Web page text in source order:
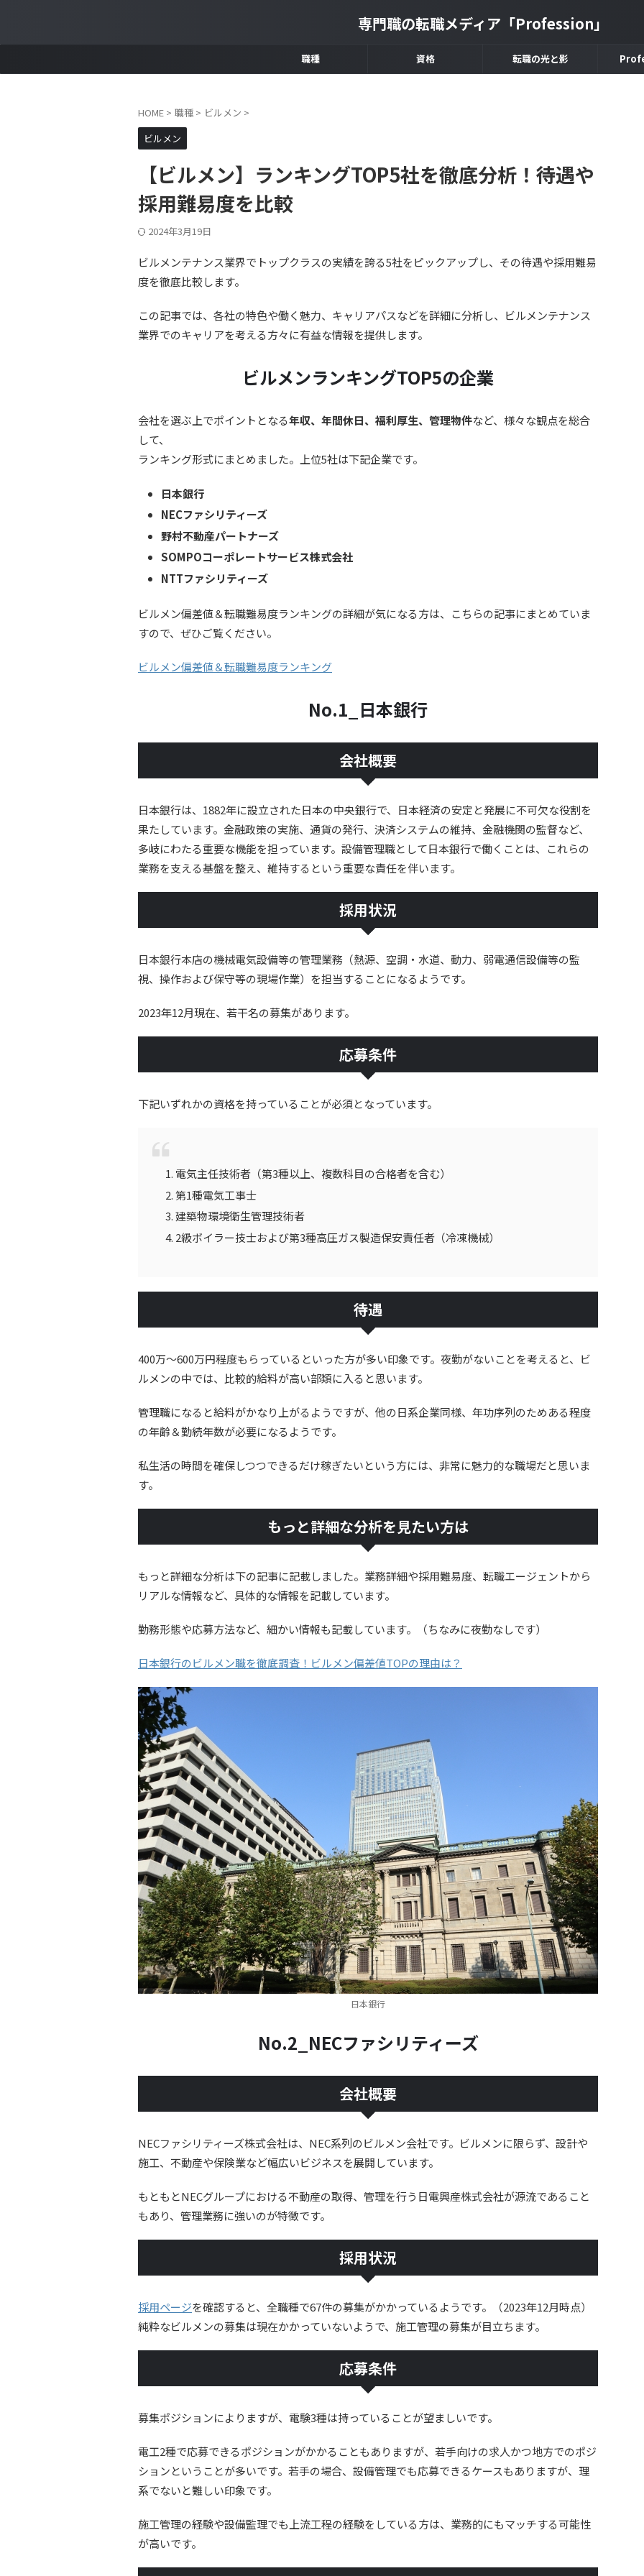
専門職の転職メディア「Profession」
職種 資格 転職の光と影
HOME > 職種 > ビルメン >
ビルメン
【ビルメン】ランキングTOP5社を徹底分析！待遇や
採用難易度を比較
2024年3月19日
ビルメンテナンス業界でトップクラスの実績を誇る5社をピックアップし、その待遇や採用難易
度を徹底比較します。
この記事では、各社の特色や働く魅力、キャリアパスなどを詳細に分析し、ビルメンテナンス
業界でのキャリアを考える方々に有益な情報を提供します。
ビルメンランキングTOP5の企業
会社を選ぶ上でポイントとなる年収、年間休日、福利厚生、管理物件など、様々な観点を総合
して、
ランキング形式にまとめました。上位5社は下記企業です。
日本銀行
NECファシリティーズ
野村不動産パートナーズ
SOMPOコーポレートサービス株式会社
NTTファシリティーズ
ビルメン偏差値＆転職難易度ランキングの詳細が気になる方は、こちらの記事にまとめていま
すので、ぜひご覧ください。
ビルメン偏差値＆転職難易度ランキング
No.1_日本銀行
会社概要
日本銀行は、1882年に設立された日本の中央銀行で、日本経済の安定と発展に不可欠な役割を
果たしています。金融政策の実施、通貨の発行、決済システムの維持、金融機関の監督など、
多岐にわたる重要な機能を担っています。設備管理職として日本銀行で働くことは、これらの
業務を支える基盤を整え、維持するという重要な責任を伴います。
採用状況
日本銀行本店の機械電気設備等の管理業務（熱源、空調・水道、動力、弱電通信設備等の監
視、操作および保守等の現場作業）を担当することになるようです。
2023年12月現在、若干名の募集があります。
応募条件
下記いずれかの資格を持っていることが必須となっています。
電気主任技術者（第3種以上、複数科目の合格者を含む）
第1種電気工事士
建築物環境衛生管理技術者
2級ボイラー技士および第3種高圧ガス製造保安責任者（冷凍機械）
待遇
400万～600万円程度もらっているといった方が多い印象です。夜勤がないことを考えると、ビ
ルメンの中では、比較的給料が高い部類に入ると思います。
管理職になると給料がかなり上がるようですが、他の日系企業同様、年功序列のためある程度
の年齢＆勤続年数が必要になるようです。
私生活の時間を確保しつつできるだけ稼ぎたいという方には、非常に魅力的な職場だと思いま
す。
もっと詳細な分析を見たい方は
もっと詳細な分析は下の記事に記載しました。業務詳細や採用難易度、転職エージェントから
リアルな情報など、具体的な情報を記載しています。
勤務形態や応募方法など、細かい情報も記載しています。（ちなみに夜勤なしです）
日本銀行のビルメン職を徹底調査！ビルメン偏差値TOPの理由は？
日本銀行
No.2_ NECファシリティーズ
会社概要
NECファシリティーズ株式会社は、NEC系列のビルメン会社です。ビルメンに限らず、設計や
施工、不動産や保険業など幅広いビジネスを展開しています。
もともとNECグループにおける不動産の取得、管理を行う日電興産株式会社が源流であること
もあり、管理業務に強いのが特徴です。
採用状況
採用ページを確認すると、全職種で67件の募集がかかっているようです。（2023年12月時点）
純粋なビルメンの募集は現在かかっていないようで、施工管理の募集が目立ちます。
応募条件
募集ポジションによりますが、電験3種は持っていることが望ましいです。
電工2種で応募できるポジションがかかることもありますが、若手向けの求人かつ地方でのポジ
ションということが多いです。若手の場合、設備管理でも応募できるケースもありますが、理
系でないと難しい印象です。
施工管理の経験や設備監理でも上流工程の経験をしている方は、業務的にもマッチする可能性
が高いです。